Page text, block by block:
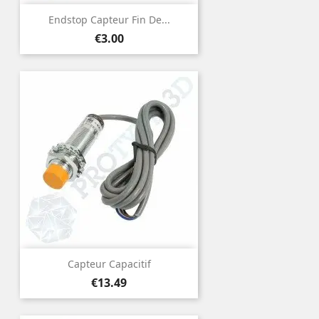
Endstop Capteur Fin De...
Price
€3.00
Capteur Capacitif
Price
€13.49